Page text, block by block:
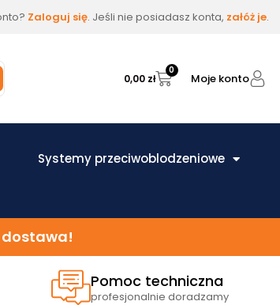
Zaloguj się. Jeśli nie posiadasz konta, załóż je.
0,00 zł
0
Moje konto
Systemy przeciwoblodzeniowe
dostawa!
Pomoc techniczna
profesjonalnie doradzamy